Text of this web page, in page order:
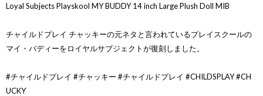
Loyal Subjects Playskool MY BUDDY 14 inch Large Plush Doll MIB
チャイルドプレイ チャッキーの元ネタと言われているプレイスクールの
マイ・バディーをロイヤルサブジェクトが復刻しました。
#チャイルドプレイ #チャッキー #チャイルドプレイ #CHILDSPLAY #CH
UCKY